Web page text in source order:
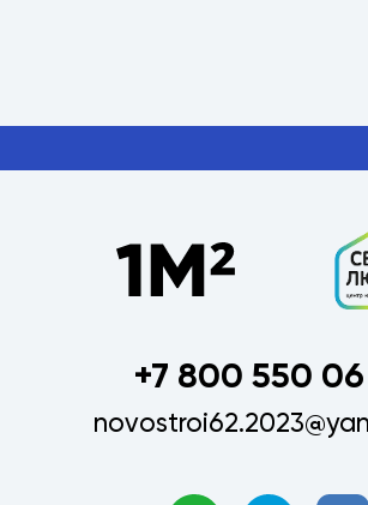
+7 800 550 06